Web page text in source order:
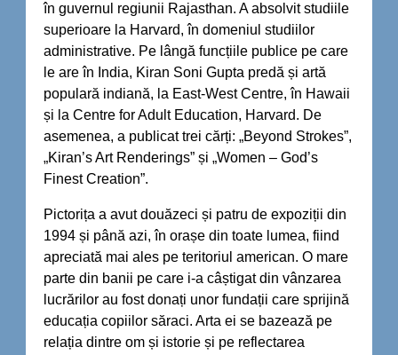
în guvernul regiunii Rajasthan. A absolvit studiile
superioare la Harvard, în domeniul studiilor
administrative. Pe lângă funcțiile publice pe care
le are în India, Kiran Soni Gupta predă și artă
populară indiană, la East-West Centre, în Hawaii
și la Centre for Adult Education, Harvard. De
asemenea, a publicat trei cărți: „Beyond Strokes”,
„Kiran’s Art Renderings” și „Women – God’s
Finest Creation”.
Pictorița a avut douăzeci și patru de expoziții din
1994 și până azi, în orașe din toate lumea, fiind
apreciată mai ales pe teritoriul american. O mare
parte din banii pe care i-a câștigat din vânzarea
lucrărilor au fost donați unor fundații care sprijină
educația copiilor săraci. Arta ei se bazează pe
relația dintre om și istorie și pe reflectarea